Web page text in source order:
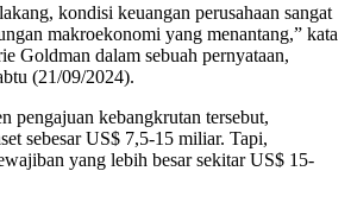
kondisi keuangan perusahaan sangat
makroekonomi yang menantang,” kata
Goldman dalam sebuah pernyataan,
(21/09/2024).
pengajuan kebangkrutan tersebut,
sebesar US$ 7,5-15 miliar. Tapi,
yang lebih besar sekitar US$ 15-